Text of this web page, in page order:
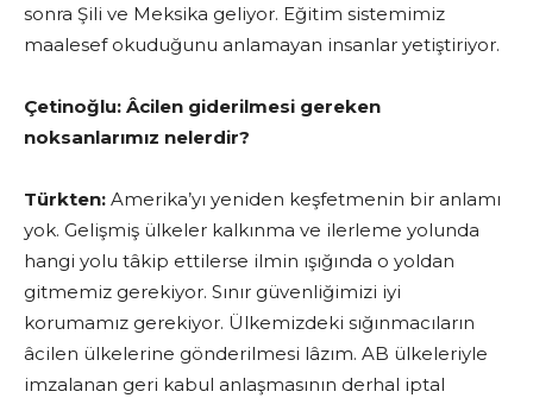
sonra Şili ve Meksika geliyor. Eğitim sistemimiz
maalesef okuduğunu anlamayan insanlar yetiştiriyor.
Çetinoğlu: Âcilen giderilmesi gereken
noksanlarımız nelerdir?
Türkten: Amerika’yı yeniden keşfetmenin bir anlamı
yok. Gelişmiş ülkeler kalkınma ve ilerleme yolunda
hangi yolu tâkip ettilerse ilmin ışığında o yoldan
gitmemiz gerekiyor. Sınır güvenliğimizi iyi
korumamız gerekiyor. Ülkemizdeki sığınmacıların
âcilen ülkelerine gönderilmesi lâzım. AB ülkeleriyle
imzalanan geri kabul anlaşmasının derhal iptal